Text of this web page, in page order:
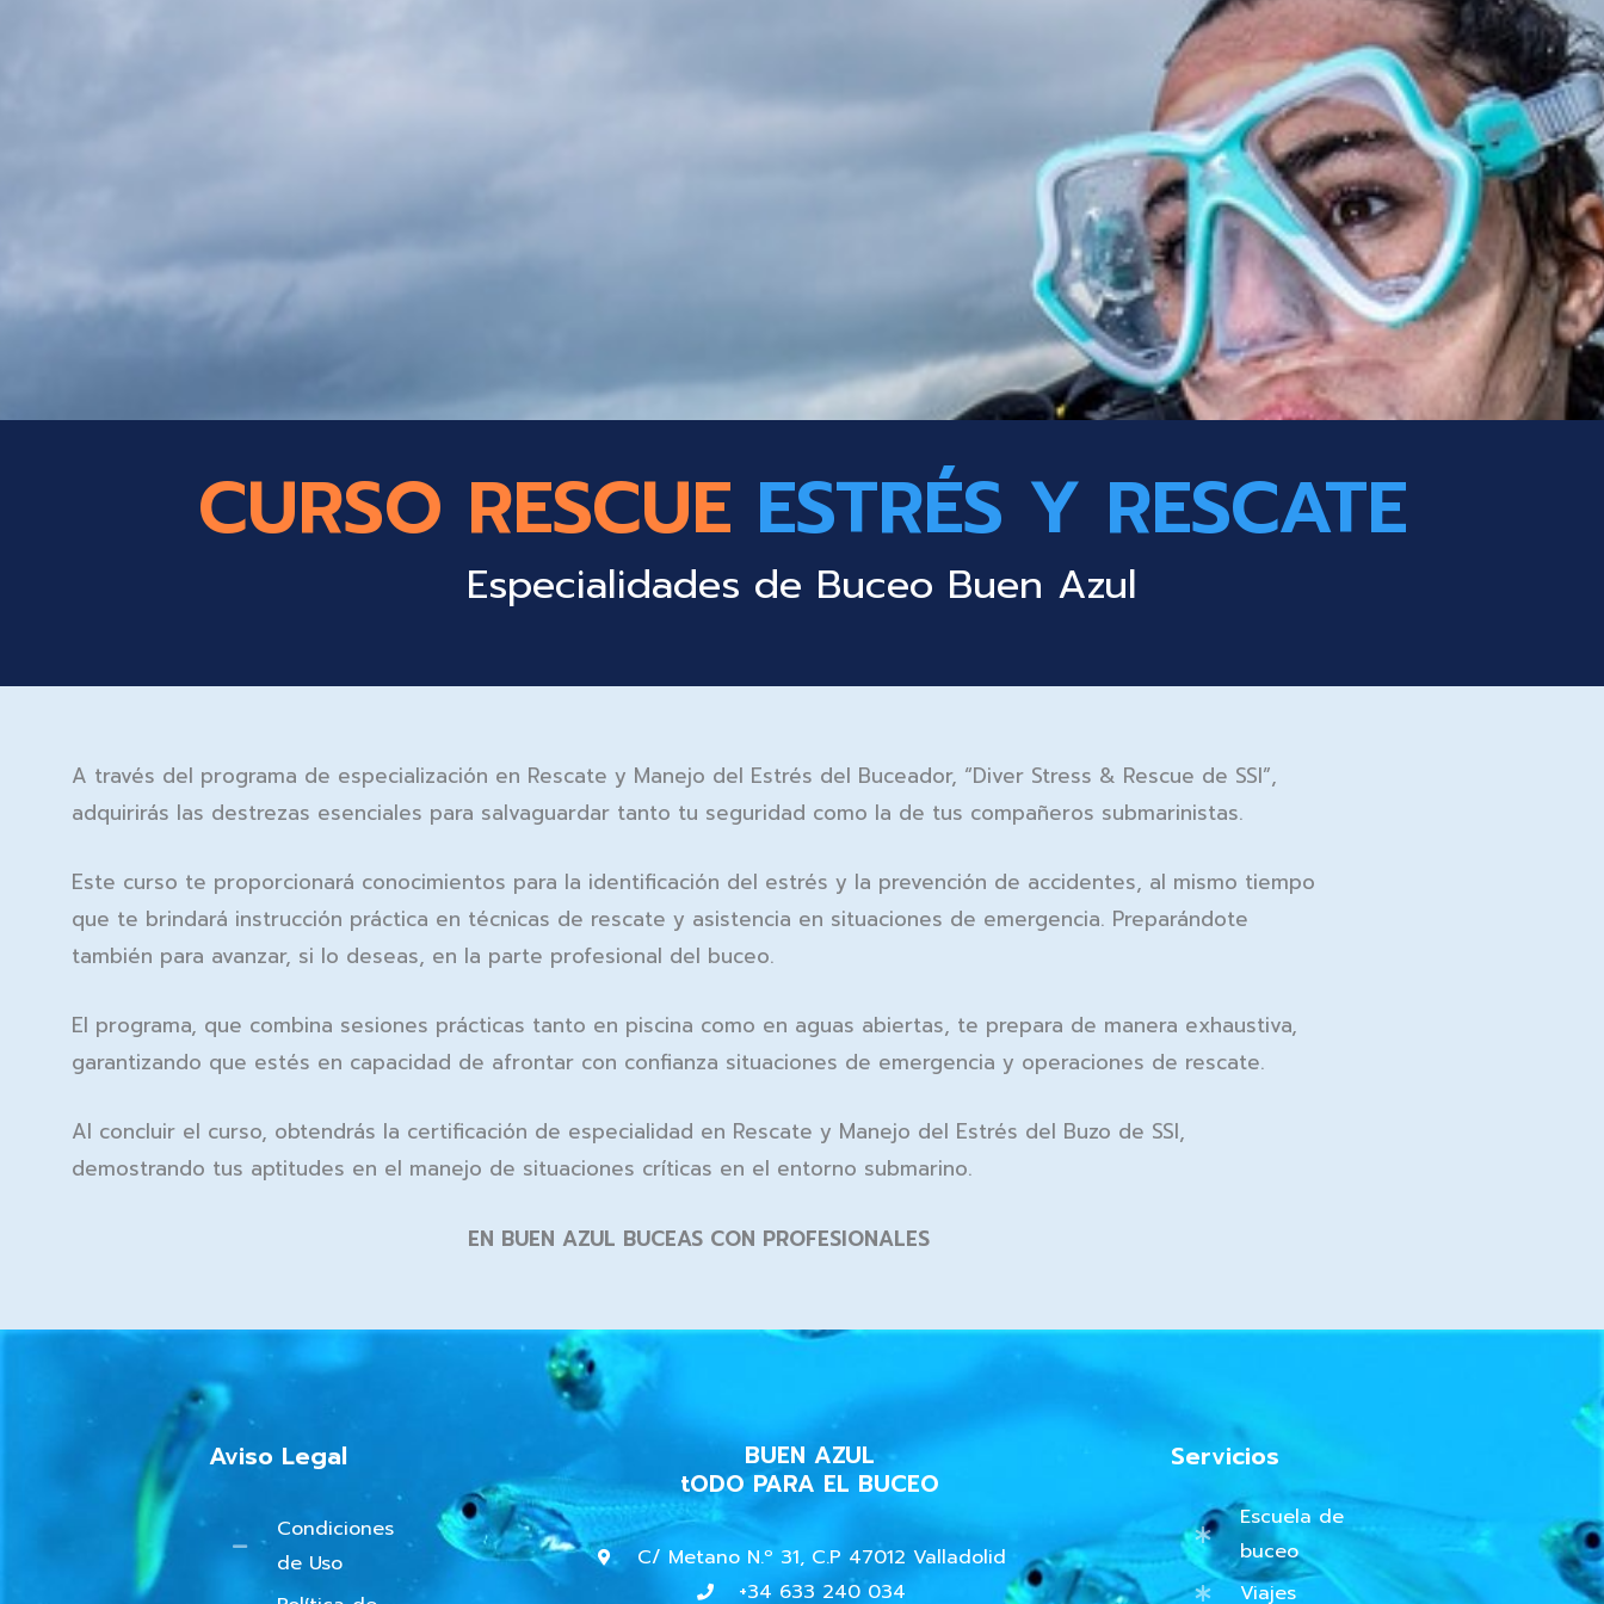
CURSO RESCUE ESTRÉS Y RESCATE
Especialidades de Buceo Buen Azul
A través del programa de especialización en Rescate y Manejo del Estrés del Buceador, “Diver Stress & Rescue de SSI”,
adquirirás las destrezas esenciales para salvaguardar tanto tu seguridad como la de tus compañeros submarinistas.
Este curso te proporcionará conocimientos para la identificación del estrés y la prevención de accidentes, al mismo tiempo
que te brindará instrucción práctica en técnicas de rescate y asistencia en situaciones de emergencia. Preparándote
también para avanzar, si lo deseas, en la parte profesional del buceo.
El programa, que combina sesiones prácticas tanto en piscina como en aguas abiertas, te prepara de manera exhaustiva,
garantizando que estés en capacidad de afrontar con confianza situaciones de emergencia y operaciones de rescate.
Al concluir el curso, obtendrás la certificación de especialidad en Rescate y Manejo del Estrés del Buzo de SSI,
demostrando tus aptitudes en el manejo de situaciones críticas en el entorno submarino.
EN BUEN AZUL BUCEAS CON PROFESIONALES
Aviso Legal
Condiciones
de Uso
BUEN AZUL
tODO PARA EL BUCEO
C/ Metano N.º 31, C.P 47012 Valladolid
+34 633 240 034
Servicios
Escuela de
buceo
Viajes